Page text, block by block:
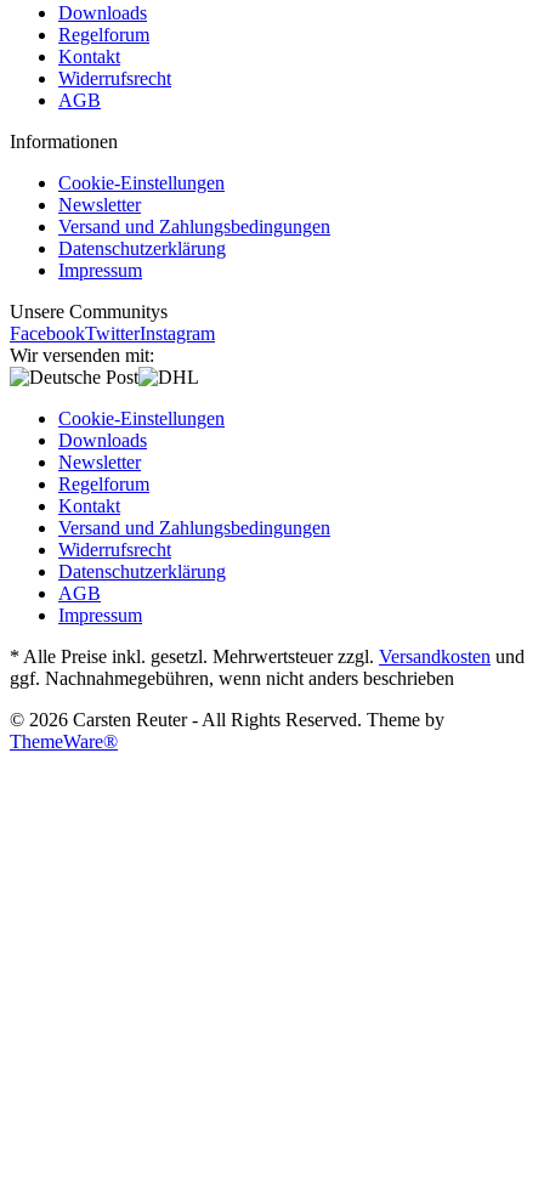
Downloads
Regelforum
Kontakt
Widerrufsrecht
AGB
Informationen
Cookie-Einstellungen
Newsletter
Versand und Zahlungsbedingungen
Datenschutzerklärung
Impressum
Unsere Communitys
FacebookTwitterInstagram
Wir versenden mit:
Cookie-Einstellungen
Downloads
Newsletter
Regelforum
Kontakt
Versand und Zahlungsbedingungen
Widerrufsrecht
Datenschutzerklärung
AGB
Impressum
* Alle Preise inkl. gesetzl. Mehrwertsteuer zzgl. Versandkosten und
ggf. Nachnahmegebühren, wenn nicht anders beschrieben
© 2026 Carsten Reuter - All Rights Reserved. Theme by
ThemeWare®